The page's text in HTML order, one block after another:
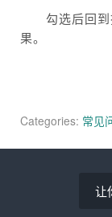
勾选后回到
果。
Categories: 常见
让